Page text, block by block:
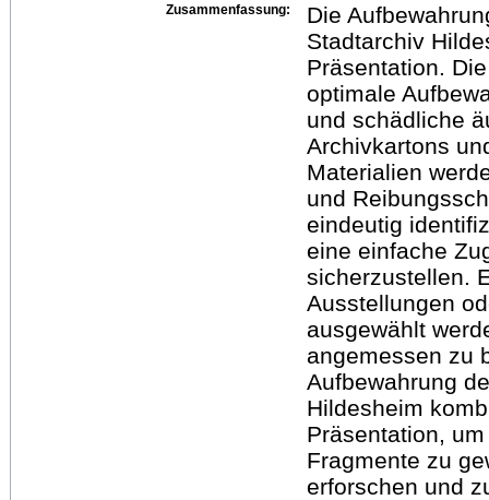
Zusammenfassung:
Die
Stadtarchiv
Präsentation.
optimale
und schädliche
Archivkartons
Materialien
und
eindeutig
eine einfache
sicherzustellen.
Ausstellungen
ausgewählt
angemessen zu
Aufbewahrung
Hildesheim
Präsentation,
Fragmente zu
erforschen und